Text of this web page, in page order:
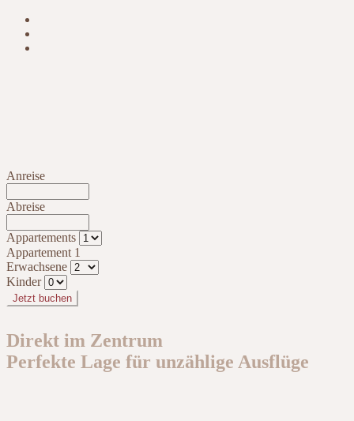
Anreise
Abreise
Appartements
Appartement 1
Erwachsene
Kinder
Jetzt buchen
Direkt im Zentrum
Perfekte Lage für unzählige Ausflüge